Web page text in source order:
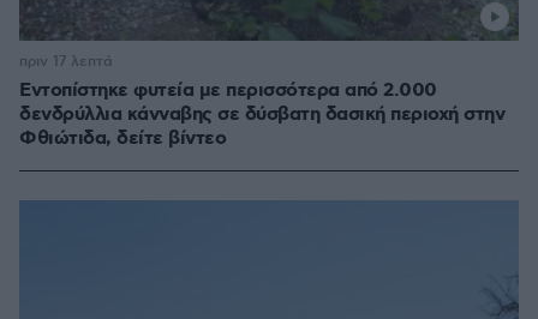
Εντοπίστηκε φυτεία με περισσότερα από 2.000
δενδρύλλια κάνναβης σε δύσβατη δασική περιοχή στην
Φθιώτιδα, δείτε βίντεο
πριν 17 λεπτά